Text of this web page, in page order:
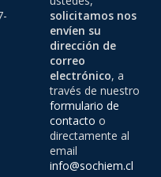
solicitamos nos
envíen su
dirección de
correo
electrónico, a
través de nuestro
formulario de
contacto o
directamente al
email
info@sochiem.cl